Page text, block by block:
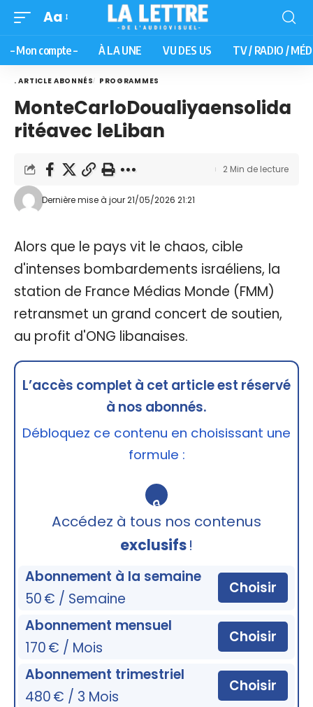
Aa
– Mon compte – À LA UNE VU DES US TV / RADIO /
. ARTICLE ABONNÉS PROGRAMMES
MonteCarloDoualiyaensolida
ritéavec leLiban
Dernière mise à jour 21/05/2026 21:21
2 Min de lecture
Alors que le pays vit le chaos, cible
d'intenses bombardements israéliens, la
station de France Médias Monde (FMM)
retransmet un grand concert de soutien,
au profit d'ONG libanaises.
L’accès complet à cet article est réservé
à nos abonnés.
Débloquez ce contenu en choisissant une
formule :
🔒
Accédez à tous nos contenus
exclusifs!
Abonnement à la semaine
50 € / Semaine
Choisir
Abonnement mensuel
170 € / Mois
Choisir
Abonnement trimestriel
480 € / 3 Mois
Choisir